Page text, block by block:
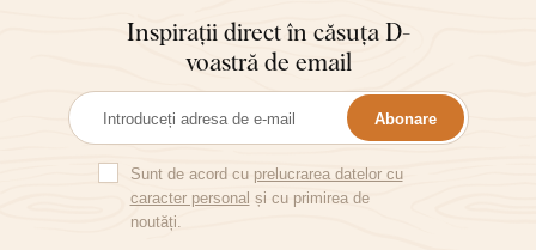
Inspirații direct în căsuța D-
voastră de email
Abonare
Sunt de acord cu prelucrarea datelor cu
caracter personal și cu primirea de
noutăți.